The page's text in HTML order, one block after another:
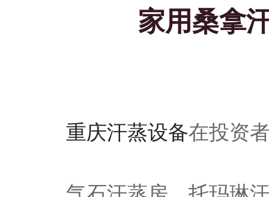
家用桑拿
重庆汗蒸设备在投资